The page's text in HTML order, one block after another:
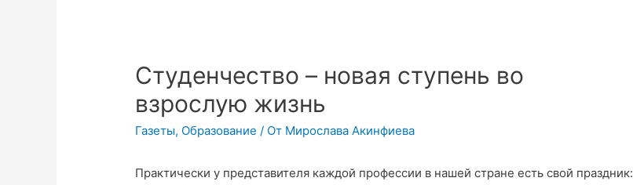
Студенчество – новая ступень во
взрослую жизнь
Газеты, Образование / От Мирослава Акинфиева
Практически у представителя каждой профессии в нашей стране есть свой праздник: